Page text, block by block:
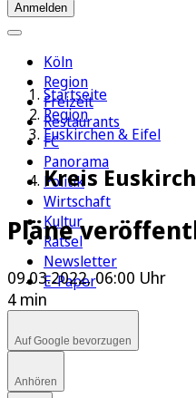
Anmelden
Köln
Region
Freizeit
Restaurants
FC
Panorama
Politik
Wirtschaft
Kultur
Rätsel
Newsletter
E-Paper
Startseite
Region
Euskirchen & Eifel
Kreis
Pläne
09.03.2022, 06:00 Uhr
4 min
Auf Google bevorzugen
Anhören